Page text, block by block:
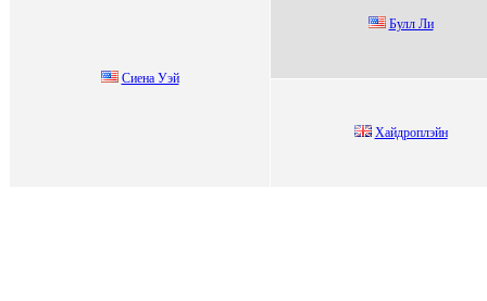
Сиeна Уэй
Булл Ли
Xайдpоплэйн